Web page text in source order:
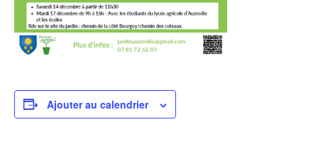
Ajouter au calendrier